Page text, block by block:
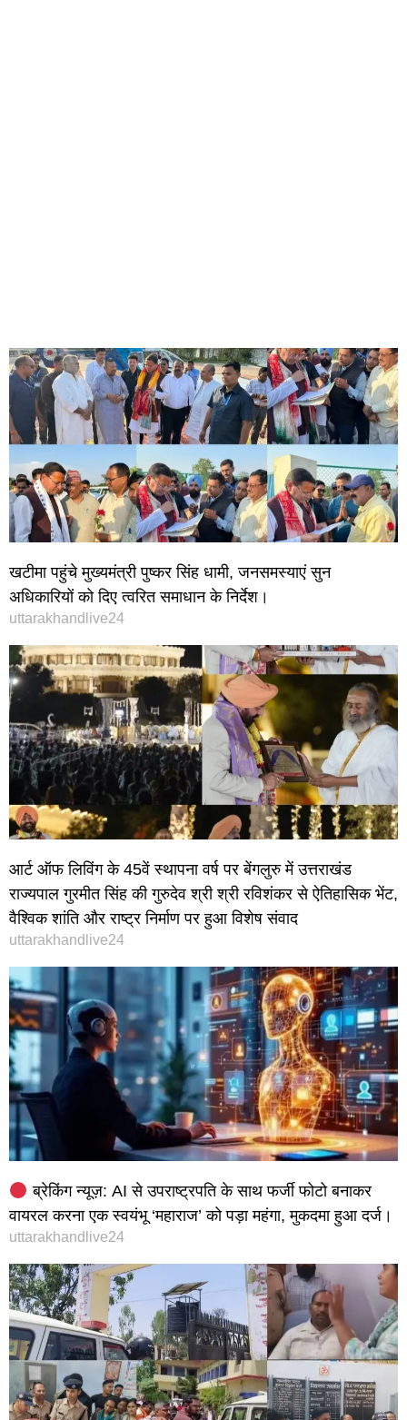
खटीमा पहुंचे मुख्यमंत्री पुष्कर सिंह धामी, जनसमस्याएं सुन
अधिकारियों को दिए त्वरित समाधान के निर्देश।
uttarakhandlive24
आर्ट ऑफ लिविंग के 45वें स्थापना वर्ष पर बेंगलुरु में उत्तराखंड
राज्यपाल गुरमीत सिंह की गुरुदेव श्री श्री रविशंकर से ऐतिहासिक भेंट,
वैश्विक शांति और राष्ट्र निर्माण पर हुआ विशेष संवाद
uttarakhandlive24
ब्रेकिंग न्यूज़: AI से उपराष्ट्रपति के साथ फर्जी फोटो बनाकर
वायरल करना एक स्वयंभू ‘महाराज’ को पड़ा महंगा, मुकदमा हुआ दर्ज।
uttarakhandlive24